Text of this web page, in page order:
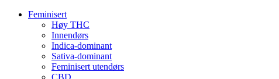
Feminisert
Høy THC
Innendørs
Indica-dominant
Sativa-dominant
Feminisert utendørs
CBD